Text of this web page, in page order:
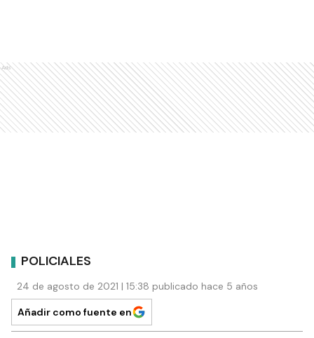
Ads
POLICIALES
24 de agosto de 2021 | 15:38 publicado hace 5 años
Añadir como fuente en